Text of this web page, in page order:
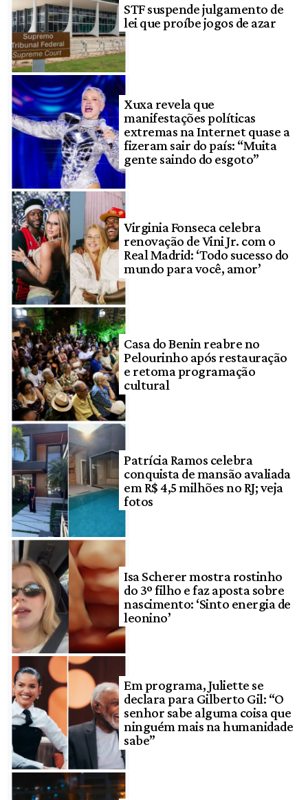
STF suspende julgamento de
lei que proíbe jogos de azar
Xuxa revela que
manifestações políticas
extremas na Internet quase a
fizeram sair do país: “Muita
gente saindo do esgoto”
Virginia Fonseca celebra
renovação de Vini Jr. com o
Real Madrid: ‘Todo sucesso do
mundo para você, amor’
Casa do Benin reabre no
Pelourinho após restauração
e retoma programação
cultural
Patrícia Ramos celebra
conquista de mansão avaliada
em R$ 4,5 milhões no RJ; veja
fotos
Isa Scherer mostra rostinho
do 3º filho e faz aposta sobre
nascimento: ‘Sinto energia de
leonino’
Em programa, Juliette se
declara para Gilberto Gil: “O
senhor sabe alguma coisa que
ninguém mais na humanidade
sabe”